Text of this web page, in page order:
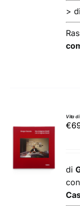
>
AGGIUNGI
AL
CARRELLO
/
DETTAGLI
Vita di
€
di